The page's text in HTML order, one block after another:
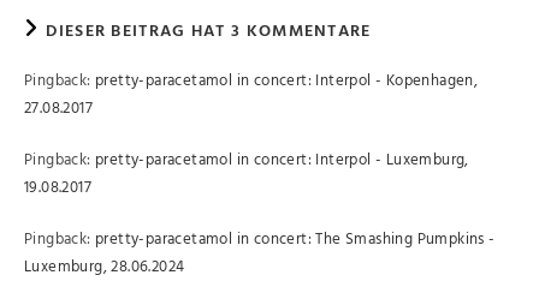
DIESER BEITRAG HAT 3 KOMMENTARE
Pingback: pretty-paracetamol in concert: Interpol - Kopenhagen,
27.08.2017
Pingback: pretty-paracetamol in concert: Interpol - Luxemburg,
19.08.2017
Pingback: pretty-paracetamol in concert: The Smashing Pumpkins -
Luxemburg, 28.06.2024